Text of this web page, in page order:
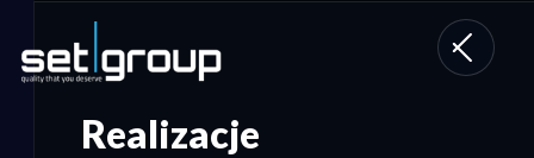
Realizacje
Toggle